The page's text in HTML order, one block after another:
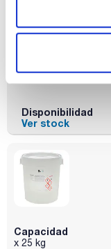
Capacidad
Disponibilidad
Ver stock
Capacidad
x 25 kg